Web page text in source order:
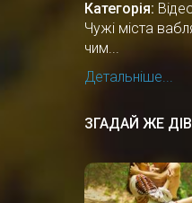
Категорія:
Чужі міста
чим...
Детальніше...
ЗГАДАЙ ЖЕ